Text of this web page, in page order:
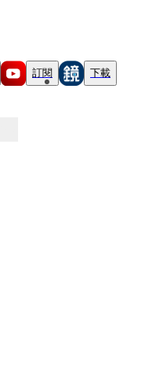
訂閱 下載